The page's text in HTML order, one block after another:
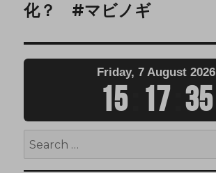
化？ #マビノギ
Friday, 7 August 2026
15 17 36